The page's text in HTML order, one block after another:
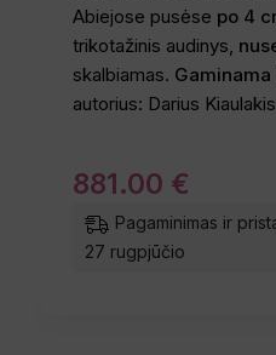
Abiejose pusėse po 4
trikotažinis audinys,
skalbiamas.
autorius: Darius
881.00 €
Pagaminimas ir
27 rugpjūčio